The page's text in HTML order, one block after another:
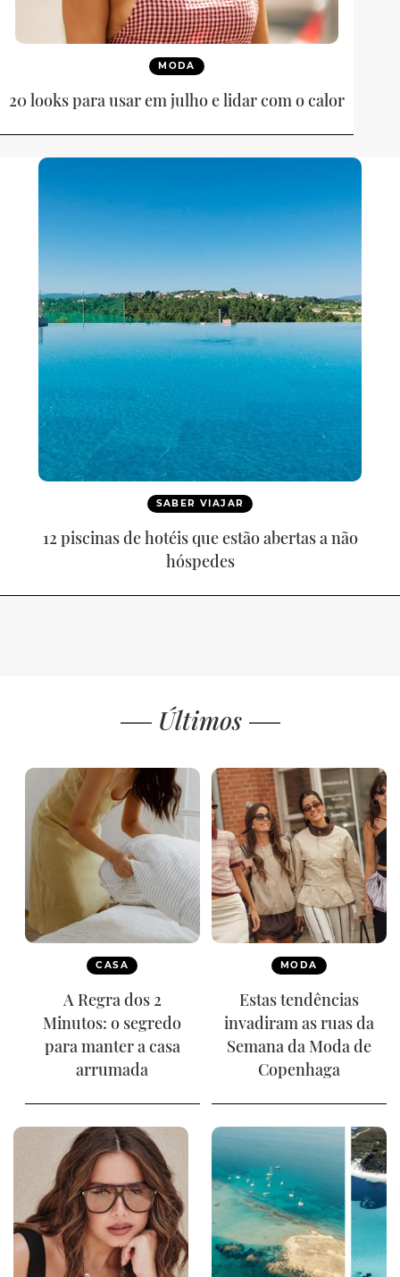
MODA
20 looks para usar em julho e lidar com o calor
SABER VIAJAR
12 piscinas de hotéis que estão abertas a não
hóspedes
Últimos
CASA
A Regra dos 2
Minutos: o segredo
para manter a casa
arrumada
MODA
Estas tendências
invadiram as ruas da
Semana da Moda de
Copenhaga